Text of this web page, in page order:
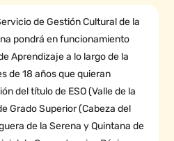
de Gestión Cultural de la
pondrá en funcionamiento
Aprendizaje a lo largo de la
de 18 años que quieran
del título de ESO (Valle de la
Grado Superior (Cabeza del
de la Serena y Quintana de